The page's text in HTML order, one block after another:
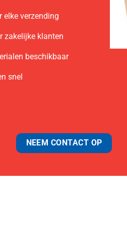
verzending
zakelijke klanten
beschikbaar
snel
NEEM CONTACT OP